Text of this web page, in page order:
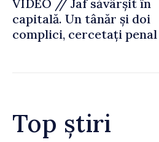
VIDEO // Jaf săvârșit în
capitală. Un tânăr și doi
complici, cercetați penal
Top știri